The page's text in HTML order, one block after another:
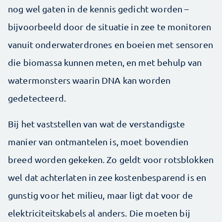
nog wel gaten in de kennis gedicht worden –
bijvoorbeeld door de situatie in zee te monitoren
vanuit onderwaterdrones en boeien met sensoren
die biomassa kunnen meten, en met behulp van
watermonsters waarin DNA kan worden
gedetecteerd.
Bij het vaststellen van wat de verstandigste
manier van ontmantelen is, moet bovendien
breed worden gekeken. Zo geldt voor rotsblokken
wel dat achterlaten in zee kostenbesparend is en
gunstig voor het milieu, maar ligt dat voor de
elektriciteitskabels al anders. Die moeten bij